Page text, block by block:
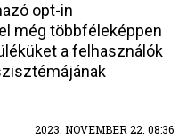
opt-in
még többféleképpen
a felhasználók
2023. NOVEMBER 22. 08:36